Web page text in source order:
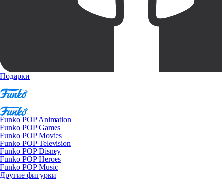
Подарки
Funko POP Animation
Funko POP Games
Funko POP Movies
Funko POP Television
Funko POP Disney
Funko POP Heroes
Funko POP Music
Другие фигурки